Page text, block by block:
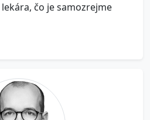
čo je samozrejme